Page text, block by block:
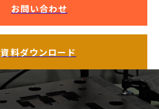
お問い合わせ
資料ダウンロード